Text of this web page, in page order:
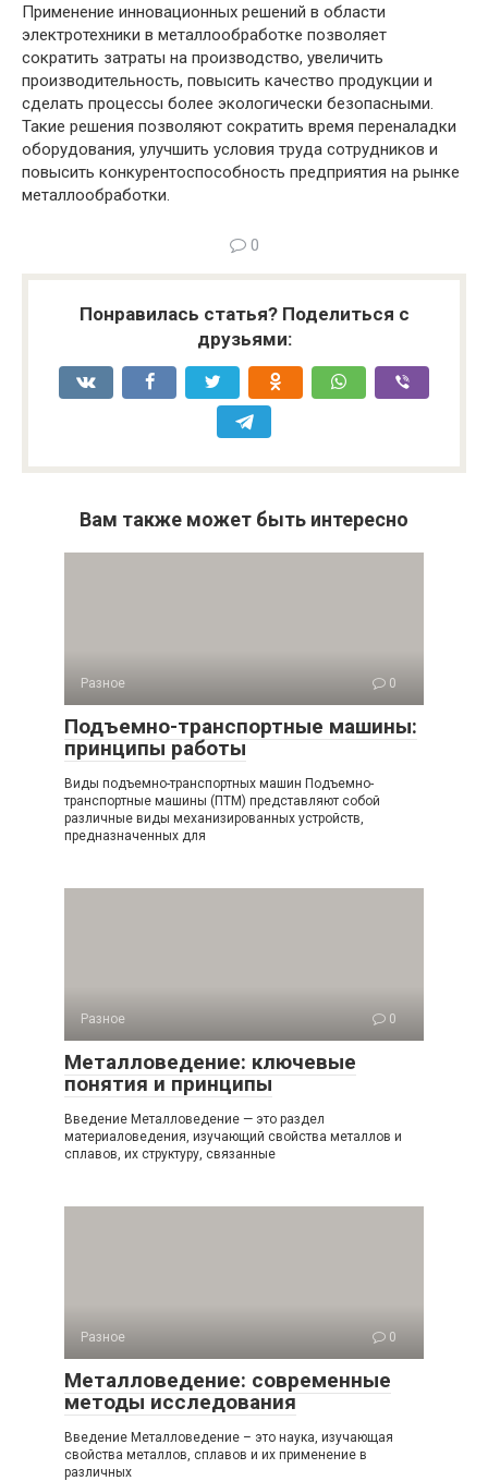
Применение инновационных решений в области
электротехники в металлообработке позволяет
сократить затраты на производство, увеличить
производительность, повысить качество продукции и
сделать процессы более экологически безопасными.
Такие решения позволяют сократить время переналадки
оборудования, улучшить условия труда сотрудников и
повысить конкурентоспособность предприятия на рынке
металлообработки.
0
Понравилась статья? Поделиться с
друзьями:
Вам также может быть интересно
Разное 0
Подъемно-транспортные машины:
принципы работы
Виды подъемно-транспортных машин Подъемно-
транспортные машины (ПТМ) представляют собой
различные виды механизированных устройств,
предназначенных для
Разное 0
Металловедение: ключевые
понятия и принципы
Введение Металловедение — это раздел
материаловедения, изучающий свойства металлов и
сплавов, их структуру, связанные
Разное 0
Металловедение: современные
методы исследования
Введение Металловедение – это наука, изучающая
свойства металлов, сплавов и их применение в
различных